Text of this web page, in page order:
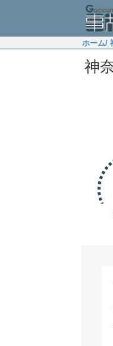
ホーム/
神